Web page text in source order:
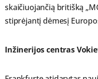
skaičiuojančią britišką
stiprėjantį dėmesį
Inžinerijos centras